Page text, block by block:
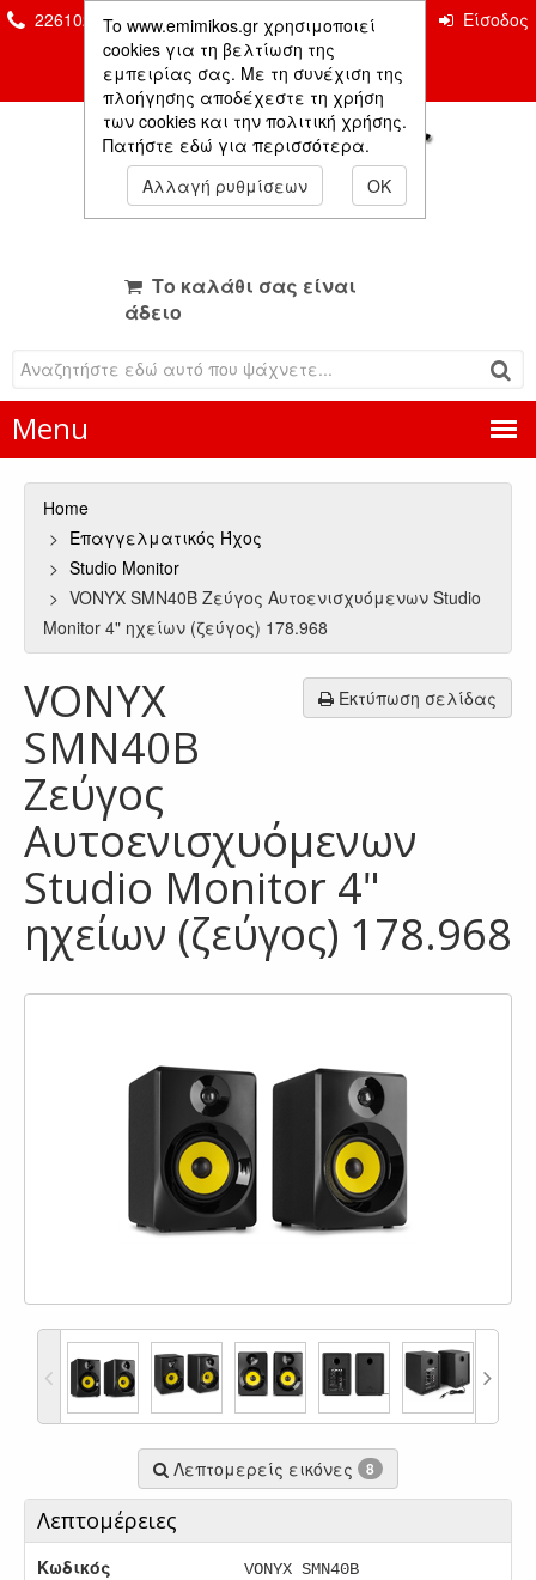
To www.emimikos.gr χρησιμοποιεί
cookies για τη βελτίωση της
εμπειρίας σας. Με τη συνέχιση της
πλοήγησης αποδέχεστε τη χρήση
των cookies και την πολιτική χρήσης.
Πατήστε εδώ για περισσότερα.
Αλλαγή ρυθμίσεων
OK
2261026435 & 2261081666 Επικοινωνία
Είσοδος
Μέλους
Το καλάθι σας είναι
άδειο
Menu
Home
Επαγγελματικός Ήχος
Studio Monitor
VONYX SMN40B Ζεύγος Αυτοενισχυόμενων Studio
Monitor 4" ηχείων (ζεύγος) 178.968
Εκτύπωση σελίδας
VONYX
SMN40B
Ζεύγος
Αυτοενισχυόμενων
Studio Monitor 4"
ηχείων (ζεύγος) 178.968
Λεπτομερείς εικόνες 8
Λεπτομέρειες
Κωδικός VONYX SMN40B